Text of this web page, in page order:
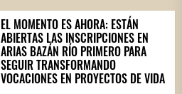
EL MOMENTO ES AHORA: ESTÁN
ABIERTAS LAS INSCRIPCIONES EN
ARIAS BAZÁN RÍO PRIMERO PARA
SEGUIR TRANSFORMANDO
VOCACIONES EN PROYECTOS DE VIDA